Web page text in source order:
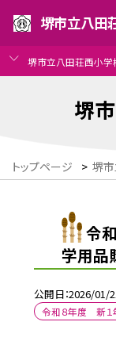
堺市立八田
堺市立八田荘西小学
堺
トップページ > 堺
令
学用品
公開日 2026/01/
令和８年度 新１